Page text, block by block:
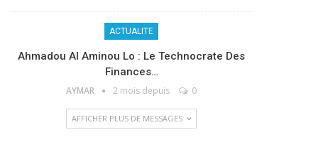
ACTUALITE
Ahmadou Al Aminou Lo : Le Technocrate Des
Finances…
AYMAR 2 mois depuis 0
AFFICHER PLUS DE MESSAGES